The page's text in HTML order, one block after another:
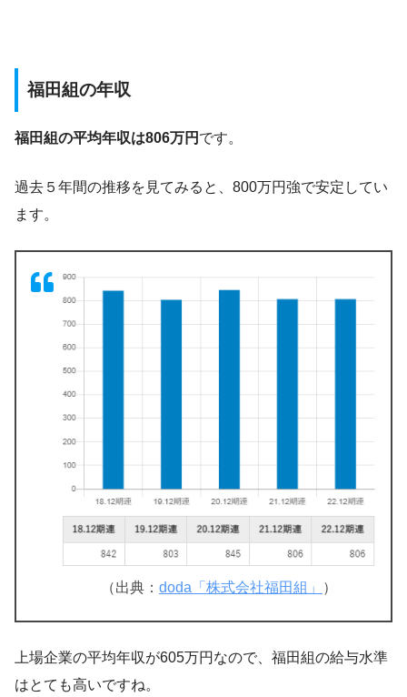
福田組の年収
福田組の平均年収は806万円 です。
過去５年間の推移を見てみると、800万円強で安定してい
ます。
（出典： doda「株式会社福田組」 ）
上場企業の平均年収が605万円なので、福田組の給与水準
はとても高いですね。